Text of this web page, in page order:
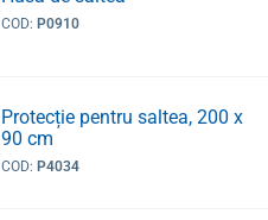
COD: P0910
Protecție pentru saltea, 200 x
90 cm
COD: P4034